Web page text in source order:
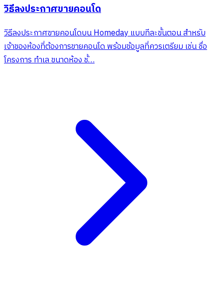
วิธีลงประกาศขายคอนโด
วิธีลงประกาศขายคอนโดบน Homeday แบบทีละขั้นตอน สำหรับ
เจ้าของห้องที่ต้องการขายคอนโด พร้อมข้อมูลที่ควรเตรียม เช่น ชื่อ
โครงการ ทำเล ขนาดห้อง ชั้…